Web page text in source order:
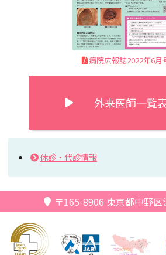
病院広報誌2022年6月
外来医師一覧
休診・代診情報
〒165-8906 東京都中野